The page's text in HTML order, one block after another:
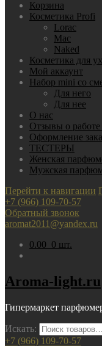
Корзина
Косметика Profi
Lorac
Mac
Nаked
Косметика для
Мой аккаунт
Набор mini со
Для него
Для нее
О нас
Отзывы о работе
Оформление
ТЕСТЕРЫ
Женская
Мужская
Перейти к навигации
+7 (966) 109-70-57
Обратный звонок
aromat2011@yandex.ru
0.00 0 шт.
Aroma-light.ru
Гипермаркет
Искать:
+7 (966) 109-70-57